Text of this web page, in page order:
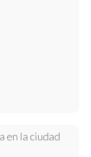
en la ciudad